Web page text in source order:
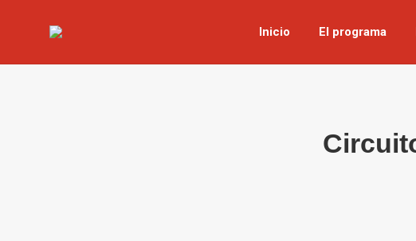
Inicio El programa